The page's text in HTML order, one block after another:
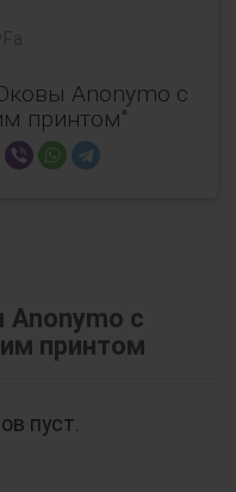
Anonymo с
принтом"
с
принтом
пуст.